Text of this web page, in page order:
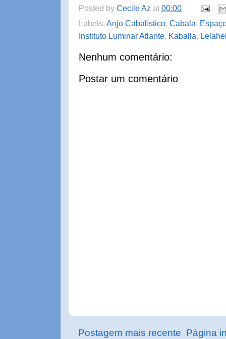
Posted by Cecile Az at 00:00
Labels: Anjo Cabalístico, Cabala,
Instituto Luminar Atlante, Kaballa,
Nenhum comentário:
Postar um comentário
Postagem mais recente Página